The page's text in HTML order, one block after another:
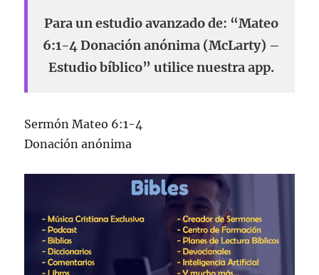
Para un estudio avanzado de: “Mateo
6:1-4 Donación anónima (McLarty) –
Estudio bíblico” utilice nuestra app.
Sermón Mateo 6:1-4
Donación anónima